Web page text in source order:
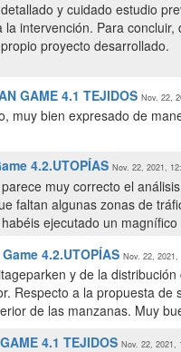
y cuidado estudio
intervención. Para
proyecto desarrollado.
GAME 4.1 TEJIDOS Nov. 22,
muy bien expresado de
4.2.UTOPÍAS Nov. 22, 2021,
muy correcto el
faltan algunas zonas de
4.2.UTOPÍAS Nov. 22,
y de la
Respecto a la propuesta
de las manzanas. Muy
4.1 TEJIDOS Nov. 22, 2021,